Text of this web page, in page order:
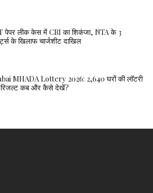
पेपर लीक केस में CBI का शिकंजा, NTA के 3
के खिलाफ चार्जशीट दाखिल
MHADA Lottery 2026: 2,640 घरों की लॉटरी
कब और कैसे देखें?